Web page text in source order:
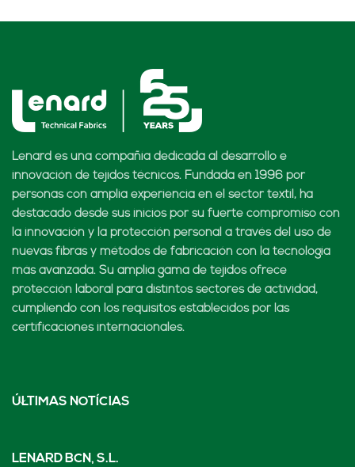
Lenard es una compañía dedicada al desarrollo e
innovación de tejidos técnicos. Fundada en 1996 por
personas con amplia experiencia en el sector textil, ha
destacado desde sus inicios por su fuerte compromiso con
la innovación y la protección personal a través del uso de
nuevas fibras y métodos de fabricación con la tecnología
más avanzada. Su amplia gama de tejidos ofrece
protección laboral para distintos sectores de actividad,
cumpliendo con los requisitos establecidos por las
certificaciones internacionales.
ÚLTIMAS NOTÍCIAS
LENARD BCN, S.L.